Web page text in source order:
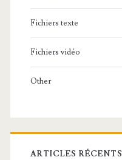
Fichiers texte
Fichiers vidéo
Other
ARTICLES RÉCENTS